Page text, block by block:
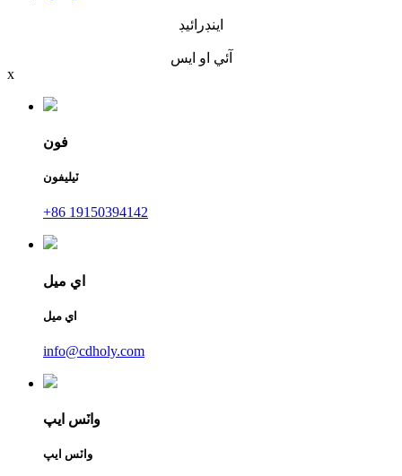
اينڊرائيڊ
آئي او ايس
x
فون
ٽيليفون
+86 19150394142
اي ميل
اي ميل
info@cdholy.com
واٽس ايپ
واٽس ايپ